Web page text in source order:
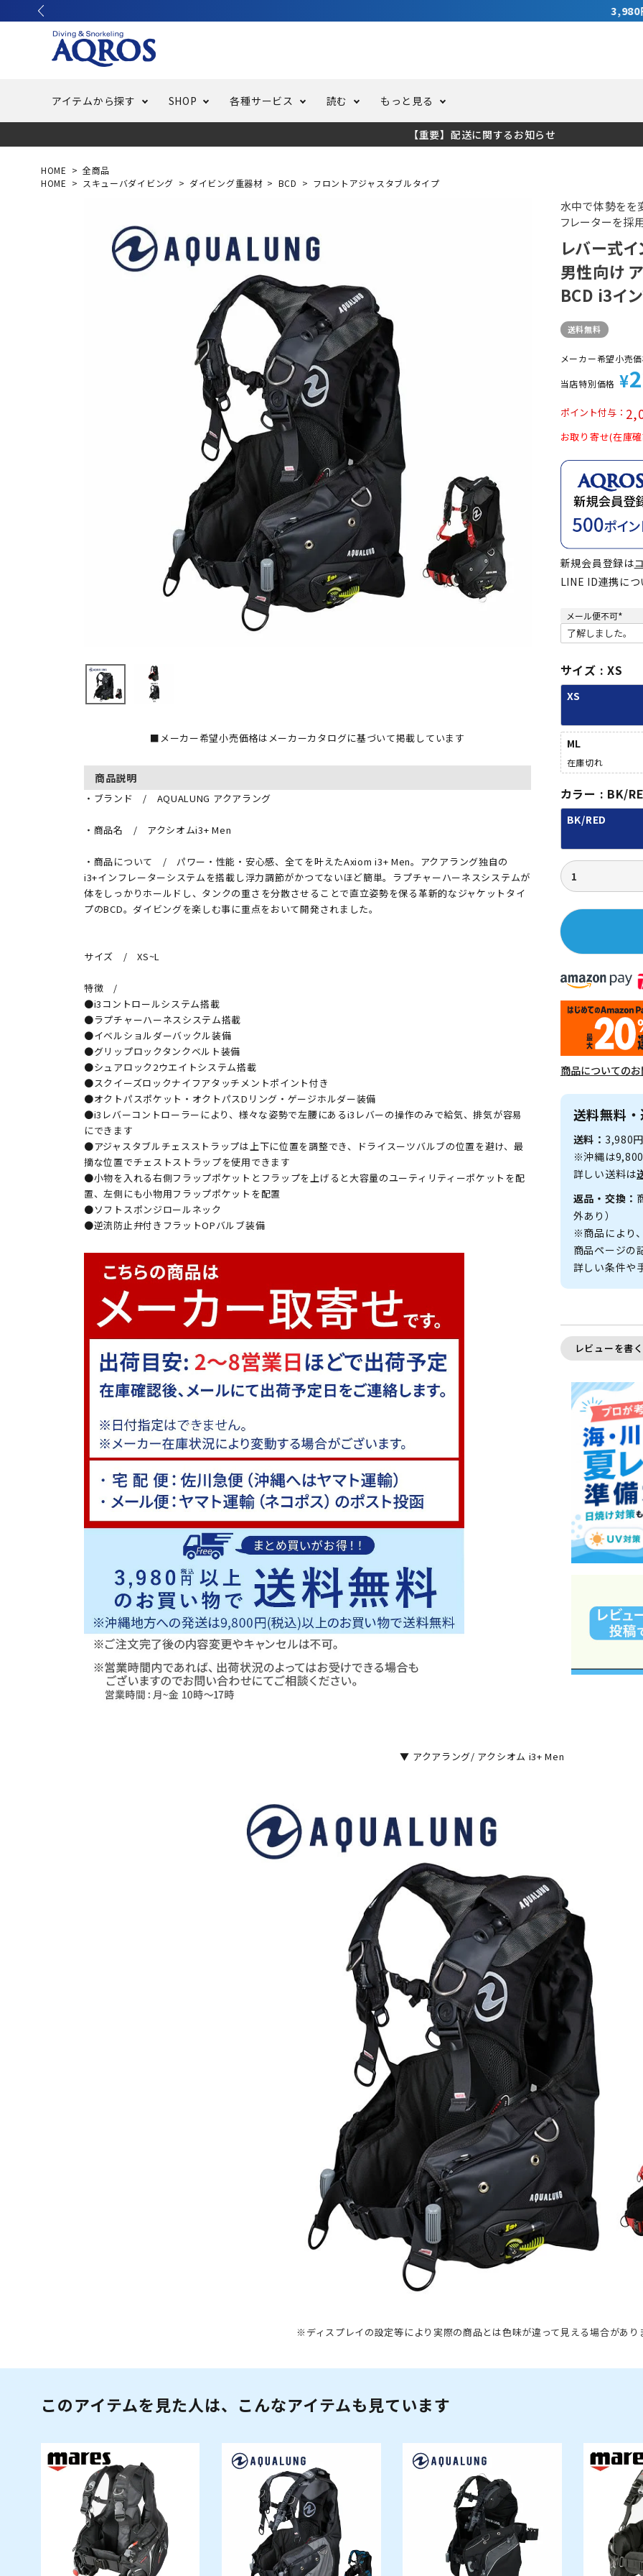
アイテムから探す
水中ライト・ビデオライト
バッグ・ケース ウエイト・ウエイトベルト
スイミング
店舗限定商品
SHOP 各種サービス 読む
今コレ愛用してます！
もっと見る
海の遊びをもっと知る
【重要】配送に関するお知らせ
HOME
全商品
HOME
スキューバダイビング ダイビング重器材 BCD フロントアジャスタブルタイプ
■メーカー希望小売価格はメーカーカタログに基づいて掲載しています
商品説明
・ブランド / AQUALUNG アクアラング
・商品名 / アクシオムi3+ Men
・商品について / パワー・性能・安心感、全てを叶えたAxiom i3+ Men。アクアラング独自の
i3+インフレーターシステムを搭載し浮力調節がかつてないほど簡単。ラプチャーハーネスシステムが
体をしっかりホールドし、タンクの重さを分散させることで直立姿勢を保る革新的なジャケットタイ
プのBCD。ダイビングを楽しむ事に重点をおいて開発されました。
サイズ / XS~L
特徴 /
●i3コントロールシステム搭載
●ラプチャーハーネスシステム搭載
●イベルショルダーバックル装備
●グリップロックタンクベルト装備
●シュアロック2ウエイトシステム搭載
●スクイーズロックナイフアタッチメントポイント付き
●オクトパスポケット・オクトパスDリング・ゲージホルダー装備
●i3レバーコントローラーにより、様々な姿勢で左腰にあるi3レバーの操作のみで給気、排気が容易
にできます
●アジャスタブルチェスストラップは上下に位置を調整でき、ドライスーツバルブの位置を避け、最
摘な位置でチェストストラップを使用できます
●小物を入れる右側フラップポケットとフラップを上げると大容量のユーティリティーポケットを配
置、左側にも小物用フラップポケットを配置
●ソフトスポンジロールネック
●逆流防止弁付きフラットOPバルブ装備
水中で体勢をを
フレーターを採
レバー式
男性向け
BCD i3イ
送料無料
メーカー希望小売
当店特別価格 ¥
ポイント付与
お取り寄せ(在庫
新規会員登録は
LINE ID連携に
メール便不可
(
必
須
サイズ XS
XS
ML
在庫切れ
カラー BK/
BK/RED
商品についての
送料無料
送料： 3,980
※沖縄は
詳しい送料は
返品・交換：
外あり）
※商品により
商品ページの
詳しい条件や
レビューを書く
▼ アクアラング/ アクシオム i3+ Men
※ディスプレイの設定等により実際の商品とは色味が違って見える場合があり
このアイテムを見た人は、こんなアイテムも見ています